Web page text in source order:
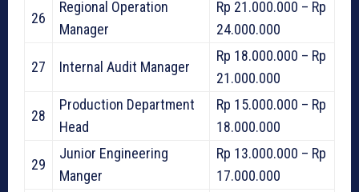
26
Regional Operation
Manager
Rp 21.000.000 – Rp
24.000.000
27 Internal Audit Manager
Rp 18.000.000 – Rp
21.000.000
28
Production Department
Head
Rp 15.000.000 – Rp
18.000.000
29
Junior Engineering
Manger
Rp 13.000.000 – Rp
17.000.000